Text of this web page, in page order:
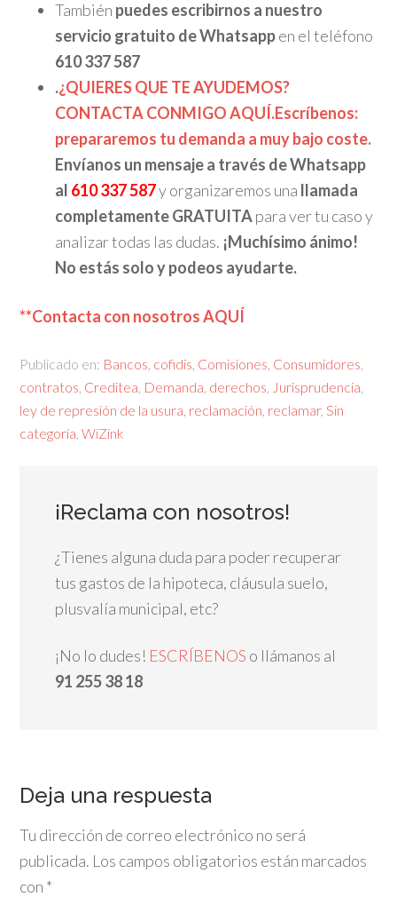
También puedes escribirnos a nuestro
servicio gratuito de Whatsappen el teléfono
610 337 587
.¿QUIERES QUE TE AYUDEMOS?
CONTACTA CONMIGO AQUÍ.Escríbenos:
prepararemos tu demanda a muy bajo coste.
Envíanos un mensaje a través de Whatsapp
al 610 337 587y organizaremos una llamada
completamente GRATUITApara ver tu caso y
analizar todas las dudas. ¡Muchísimo ánimo!
No estás solo y podeos ayudarte.
**Contacta con nosotros AQUÍ
Publicado en: Bancos cofidis Comisiones Consumidores
contratos Creditea Demanda derechos Jurisprudencia
ley de represión de la usura reclamación reclamar,Sin
categoría ,WiZink
¡Reclama con nosotros!
¿Tienes alguna duda para poder recuperar
tus gastos de la hipoteca, cláusula suelo,
plusvalía municipal, etc?
¡No lo dudes! ESCRÍBENOS o llámanos al
91 255 38 18
Deja una respuesta
Tu dirección de correo electrónico no será
publicada. Los campos obligatorios están marcados
con *